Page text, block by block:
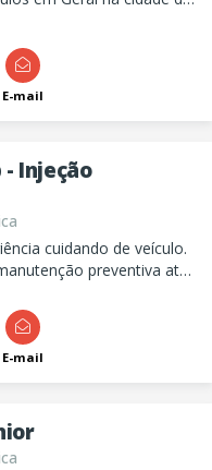
E-mail
Injeção
cuidando de veículo.
preventiva até
e turbos, usando
e equipe qualificada.
para carros
elétricos!
E-mail